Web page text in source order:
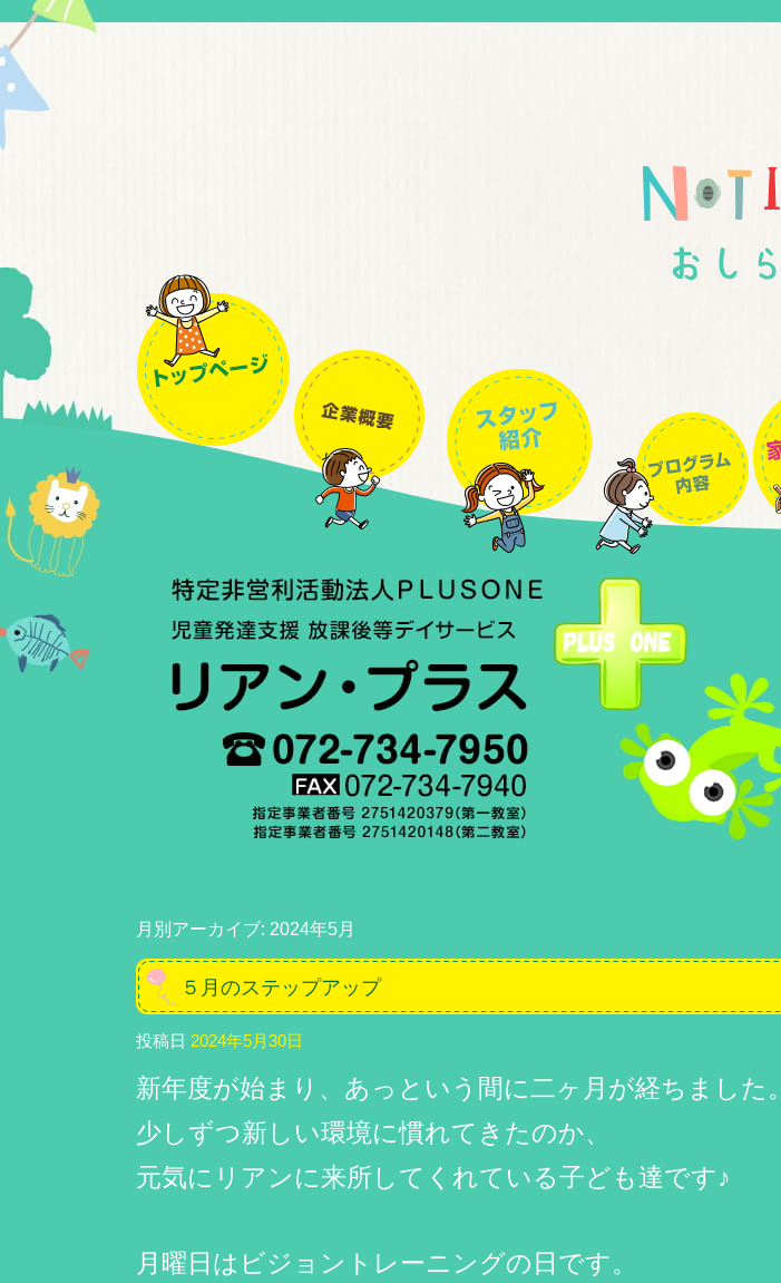
月別アーカイブ: 2024年5月
５月のステップアップ
投稿日 2024年5月30日
新年度が始まり、あっという間に二ヶ月が経ちました。
少しずつ新しい環境に慣れてきたのか、
元気にリアンに来所してくれている子ども達です♪
月曜日はビジョントレーニングの日です。